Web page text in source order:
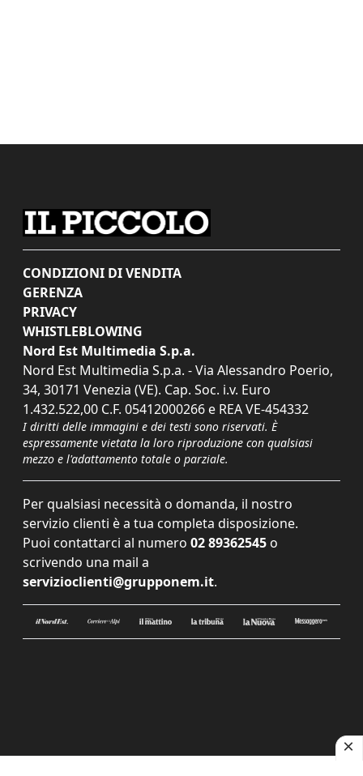
CONDIZIONI DI VENDITA
GERENZA
PRIVACY
WHISTLEBLOWING
Nord Est Multimedia S.p.a.
Nord Est Multimedia S.p.a. - Via Alessandro Poerio,
34, 30171 Venezia (VE). Cap. Soc. i.v. Euro
1.432.522,00 C.F. 05412000266 e REA VE-454332
I diritti delle immagini e dei testi sono riservati. È
espressamente vietata la loro riproduzione con qualsiasi
mezzo e l'adattamento totale o parziale.
Per qualsiasi necessità o domanda, il nostro
servizio clienti è a tua completa disposizione.
Puoi contattarci al numero 02 89362545 o
scrivendo una mail a
servizioclienti@grupponem.it.